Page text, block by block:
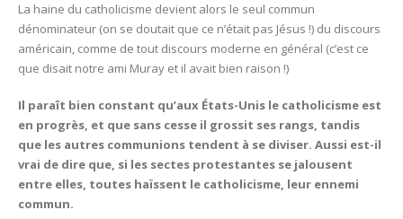
La haine du catholicisme devient alors le seul commun
dénominateur (on se doutait que ce n’était pas Jésus !) du discours
américain, comme de tout discours moderne en général (c’est ce
que disait notre ami Muray et il avait bien raison !)
Il paraît bien constant qu’aux États-Unis le catholicisme est
en progrès, et que sans cesse il grossit ses rangs, tandis
que les autres communions tendent à se diviser. Aussi est-il
vrai de dire que, si les sectes protestantes se jalousent
entre elles, toutes haïssent le catholicisme, leur ennemi
commun.